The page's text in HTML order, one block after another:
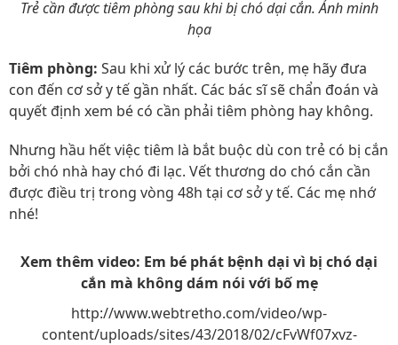
Trẻ cần được tiêm phòng sau khi bị chó dại cắn. Ảnh minh
họa
Tiêm phòng: Sau khi xử lý các bước trên, mẹ hãy đưa
con đến cơ sở y tế gần nhất. Các bác sĩ sẽ chẩn đoán và
quyết định xem bé có cần phải tiêm phòng hay không.
Nhưng hầu hết việc tiêm là bắt buộc dù con trẻ có bị cắn
bởi chó nhà hay chó đi lạc. Vết thương do chó cắn cần
được điều trị trong vòng 48h tại cơ sở y tế. Các mẹ nhớ
nhé!
Xem thêm video: Em bé phát bệnh dại vì bị chó dại
cắn mà không dám nói với bố mẹ
http://www.webtretho.com/video/wp-
content/uploads/sites/43/2018/02/cFvWf07xvz-